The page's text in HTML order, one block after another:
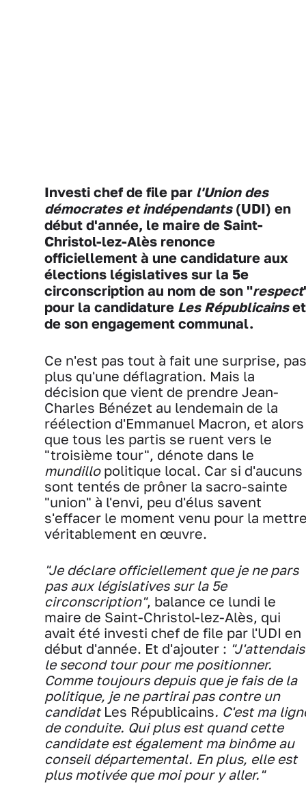
Investi chef de file par l'Union des
démocrates et indépendants(UDI) en
début d'année, le maire de Saint-
Christol-lez-Alès renonce
officiellement à une candidature aux
élections législatives sur la 5e
circonscription au nom de son "respect
pour la candidature Les Républicainset
de son engagement communal.
Ce n'est pas tout à fait une surprise, pas
plus qu'une déflagration. Mais la
décision que vient de prendre Jean-
Charles Bénézet au lendemain de la
réélection d'Emmanuel Macron, et alors
que tous les partis se ruent vers le
"troisième tour", dénote dans le
mundillopolitique local. Car si d'aucuns
sont tentés de prôner la sacro-sainte
"union" à l'envi, peu d'élus savent
s'effacer le moment venu pour la
véritablement en œuvre.
"Je déclare officiellement que je ne pars
pas aux législatives sur la 5e
circonscription", balance ce lundi le
maire de Saint-Christol-lez-Alès, qui
avait été investi chef de file par l'UDI en
début d'année. Et d'ajouter : "J'attendais
le second tour pour me positionner.
Comme toujours depuis que je fais de la
politique, je ne partirai pas contre un
candidat Les Républicains. C'est ma
de conduite. Qui plus est quand cette
candidate est également ma binôme au
conseil départemental. En plus, elle est
plus motivée que moi pour y aller."